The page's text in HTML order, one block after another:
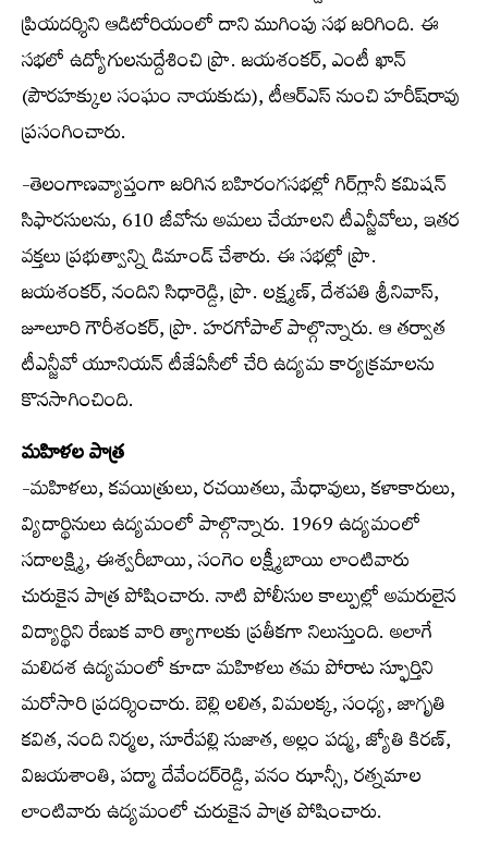
ప్రియదర్శిని ఆడిటోరియంలో దాని ముగింపు సభ జరిగింది. ఈ
సభలో ఉద్యోగులనుద్దేశించి ప్రొ. జయశంకర్, ఎంటీ ఖాన్
(పౌరహక్కుల సంఘం నాయకుడు), టీఆర్‌ఎస్ నుంచి హరీష్‌రావు
ప్రసంగించారు.
-తెలంగాణవ్యాప్తంగా జరిగిన బహిరంగసభల్లో గిర్‌గ్లానీ కమిషన్
సిఫారసులను, 610 జీవోను అమలు చేయాలని టీఎన్జీవోలు, ఇతర
వక్తలు ప్రభుత్వాన్ని డిమాండ్ చేశారు. ఈ సభల్లో ప్రొ.
జయశంకర్, నందిని సిధారెడ్డి, ప్రొ. లక్ష్మణ్, దేశపతి శ్రీనివాస్,
జూలూరి గౌరీశంకర్, ప్రొ. హరగోపాల్ పాల్గొన్నారు. ఆ తర్వాత
టీఎన్జీవో యూనియన్ టీజేఏసీలో చేరి ఉద్యమ కార్యక్రమాలను
కొనసాగించింది.
మహిళల పాత్ర
-మహిళలు, కవయిత్రులు, రచయితలు, మేధావులు, కళాకారులు,
వ్యిదార్థినులు ఉద్యమంలో పాల్గొన్నారు. 1969 ఉద్యమంలో
సదాలక్ష్మి, ఈశ్వరీబాయి, సంగెం లక్ష్మీబాయి లాంటివారు
చురుకైన పాత్ర పోషించారు. నాటి పోలీసుల కాల్పుల్లో అమరులైన
విద్యార్థిని రేణుక వారి త్యాగాలకు ప్రతీకగా నిలుస్తుంది. అలాగే
మలిదశ ఉద్యమంలో కూడా మహిళలు తమ పోరాట స్ఫూర్తిని
మరోసారి ప్రదర్శించారు. బెల్లి లలిత, విమలక్క, సంధ్య, జాగృతి
కవిత, నంది నిర్మల, సూరేపల్లి సుజాత, అల్లం పద్మ, జ్యోతి కిరణ్,
విజయశాంతి, పద్మా దేవేందర్‌రెడ్డి, వనం ఝాన్సీ, రత్నమాల
లాంటివారు ఉద్యమంలో చురుకైన పాత్ర పోషించారు.